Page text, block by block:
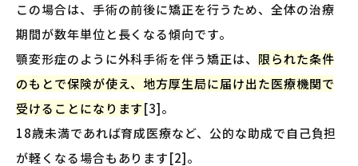
この場合は、手術の前後に矯正を行うため、全体の治療
期間が数年単位と長くなる傾向です。
顎変形症のように外科手術を伴う矯正は、 限られた条件
のもとで保険が使え、地方厚生局に届け出た医療機関で
受けることになります[3]。
18歳未満であれば育成医療など、公的な助成で自己負担
が軽くなる場合もあります[2]。